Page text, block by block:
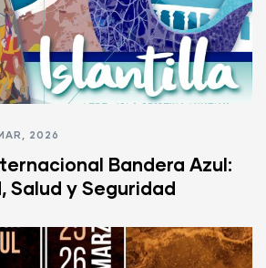
2026
Bandera Azul:
Salud y Seguridad